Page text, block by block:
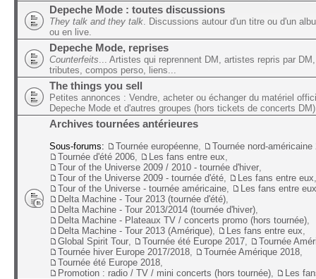
Depeche Mode : toutes discussions
They talk and they talk . Discussions autour d'un titre ou d'un
ou en live.
Depeche Mode, reprises
Counterfeits ... Artistes qui reprennent DM, artistes repris par
tributes, compos perso, liens...
The things you sell
Petites annonces : Vendre, acheter ou échanger du matériel
Depeche Mode et d'autres groupes (hors tickets de concerts DM)
Archives tournées antérieures
Sous-forums: Tournée européenne
Tournée nord-américaine
Tournée d'été 2006
Les fans entre eux
Tour of the Universe 2009 / 2010 - tournée d'hiver
Tour of the Universe 2009 - tournée d'été
Les fans entre eux
Tour of the Universe - tournée américaine
Les fans entre eux
Delta Machine - Tour 2013 (tournée d'été)
Delta Machine - Tour 2013/2014 (tournée d'hiver)
Delta Machine - Plateaux TV / concerts promo (hors tournée)
Delta Machine - Tour 2013 (Amérique)
Les fans entre eux
Global Spirit Tour
Tournée été Europe 2017
Tournée
Tournée hiver Europe 2017/2018
Tournée Amérique 2018
Tournée été Europe 2018
Promotion : radio / TV / mini concerts (hors tournée)
Les